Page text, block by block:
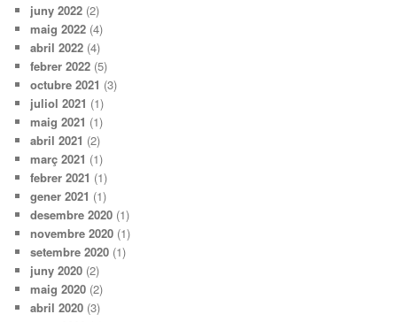
juny 2022 (2)
maig 2022 (4)
abril 2022 (4)
febrer 2022 (5)
octubre 2021 (3)
juliol 2021 (1)
maig 2021 (1)
abril 2021 (2)
març 2021 (1)
febrer 2021 (1)
gener 2021 (1)
desembre 2020 (1)
novembre 2020 (1)
setembre 2020 (1)
juny 2020 (2)
maig 2020 (2)
abril 2020 (3)